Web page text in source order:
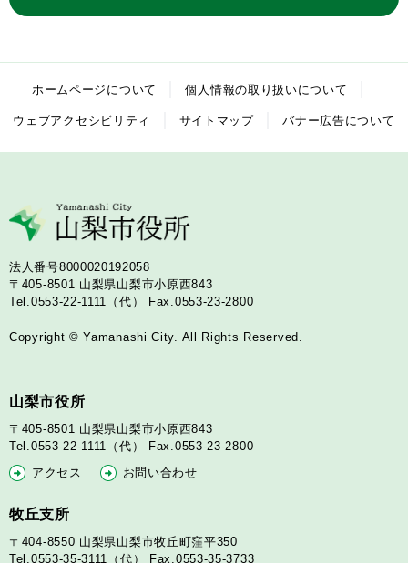
ホームページについて 個人情報の取り扱いについて
ウェブアクセシビリティ サイトマップ バナー広告について
法人番号8000020192058
〒405-8501 山梨県山梨市小原西843
Tel.0553-22-1111（代）
Fax.0553-23-2800
Copyright © Yamanashi City. All Rights Reserved.
山梨市役所
〒405-8501 山梨県山梨市小原西843
Tel.0553-22-1111（代）
Fax.0553-23-2800
アクセス
お問い合わせ
牧丘支所
〒404-8550 山梨県山梨市牧丘町窪平350
Tel.0553-35-3111（代）
Fax.0553-35-3733